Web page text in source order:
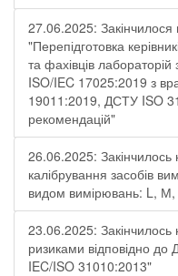
27.06.2025:
"Перепідготовка
та фахівців
ISO/IEC 17025:2019 з
19011:2019, ДСТУ ISO
рекомендацій"
26.06.2025: Закінчилось
калібрування засобів
видом вимірювань: L,
23.06.2025:
ризиками відповідно
IEC/ISO 31010:2013"